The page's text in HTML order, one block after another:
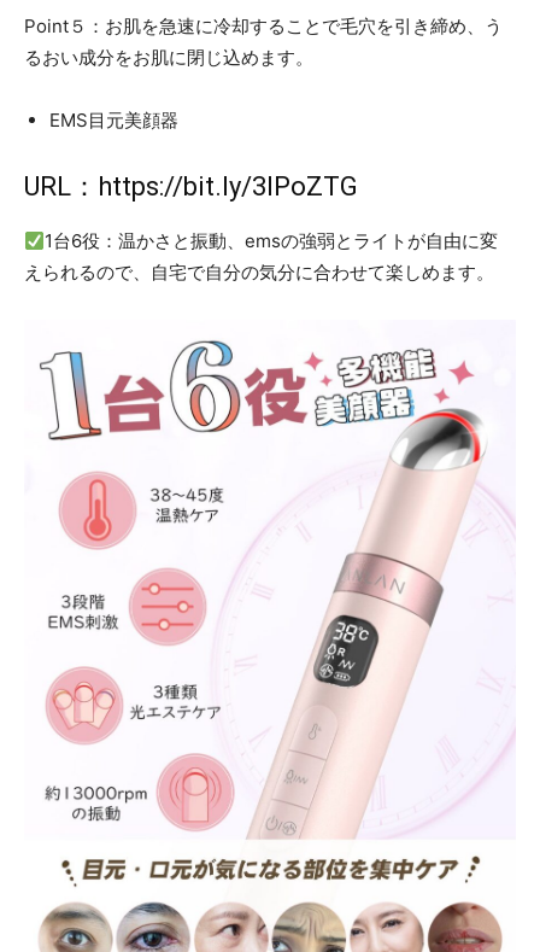
Point５：お肌を急速に冷却することで毛穴を引き締め、う
るおい成分をお肌に閉じ込めます。
EMS目元美顔器
URL： https://bit.ly/3IPoZTG
1台6役：温かさと振動、emsの強弱とライトが自由に変
えられるので、自宅で自分の気分に合わせて楽しめます。